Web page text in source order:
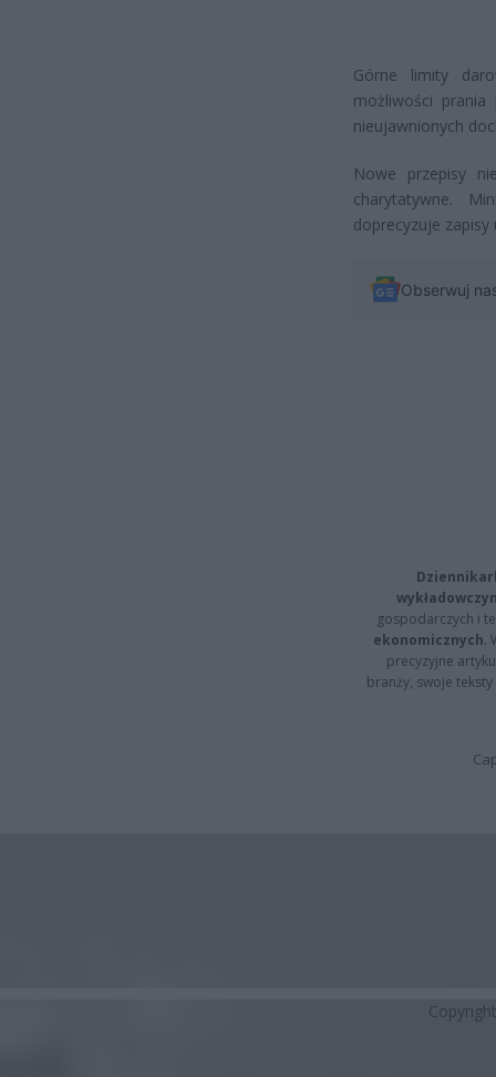
Górne limity
możliwości
nieujawnionych
Nowe przepisy
charytatywne.
doprecyzuje zapisy
Obserwuj
gospodarczych i
ekonomicznych.
precyzyjne
branży, swoje